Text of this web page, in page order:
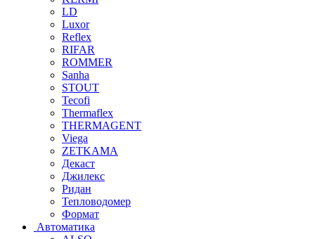
LD
Luxor
Reflex
RIFAR
ROMMER
Sanha
STOUT
Tecofi
Thermaflex
THERMAGENT
Viega
ZETKAMA
Декаст
Джилекс
Ридан
Тепловодомер
Формат
Автоматика